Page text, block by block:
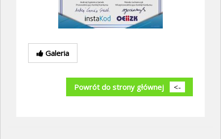
Galeria
Powrót do strony głównej <-